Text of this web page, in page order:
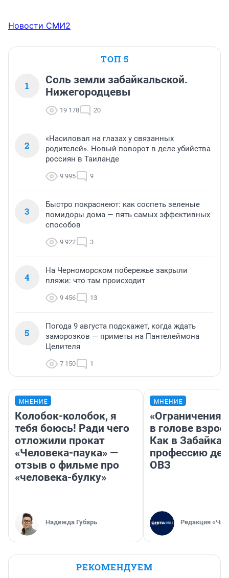
Новости СМИ2
ТОП 5
1
Соль земли забайкальской.
Нижегородцевы
19 178 20
2
«Насиловал на глазах у связанных
родителей». Новый поворот в деле убийства
россиян в Таиланде
9 995 9
3
Быстро покраснеют: как соспеть зеленые
помидоры дома — пять самых эффективных
способов
9 922 3
4
На Черноморском побережье закрыли
пляжи: что там происходит
9 456 13
5
Погода 9 августа подскажет, когда ждать
заморозков — приметы на Пантелеймона
Целителя
7 150 1
МНЕНИЕ
Колобок-колобок, я
тебя боюсь! Ради чего
отложили прокат
«Человека-паука» —
отзыв о фильме про
«человека-булку»
Надежда Губарь
МНЕНИЕ
«Ограничения
в голове
Как в
профессию
ОВЗ
Редакция
РЕКОМЕНДУЕМ